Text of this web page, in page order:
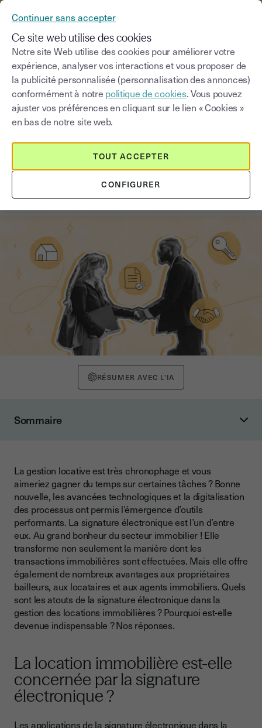
Blog
Choisir une catégorie Saisissez un terme
La signature électronique : un
atout pour la location immobilière
RÉSUMER AVEC L'IA
Sommaire
Quels sont les documents locatifs concernés par la
signature électronique ?
Comment signer un contrat de location par voie électronique
?
Quels sont les atouts de la signature électronique dans les
locations immobilières ?
Gain de temps pour l’agence immobilière, le locataire et le
propriétaire
Réduction des coûts
Sécurité accrue des transactions
Signature électronique et location immobilière, ce qu’il faut
retenir
La gestion locative est très chronophage et vous
aimeriez gagner du temps sur certaines tâches ? Bonne
nouvelle, les avancées technologiques et la digitalisation
des processus ont permis l’émergence d’outils
performants. La signature électronique est l’un d’entre
eux. Au grand bonheur du secteur immobilier ! Elle
transforme non seulement la manière dont les
transactions immobilières sont effectuées. Mais elle offre
également de nombreux avantages aux propriétaires
bailleurs, aux locataires et aux agents immobiliers. Quels
sont les atouts de la signature électronique dans la
gestion des locations immobilières ? Pourquoi est-elle
devenue indispensable ? Nos réponses.
La location immobilière est-elle
concernée par la signature
électronique ?
Les applications de la signature électronique dans la
Continuer sans accepter
Ce site web utilise des cookies
Notre site Web utilise des cookies pour améliorer votre
expérience, analyser vos interactions et vous proposer de
la publicité personnalisée (personnalisation des annonces)
conformément à notre politique de cookies. Vous pouvez
ajuster vos préférences en cliquant sur le lien « Cookies »
en bas de notre site web.
CONFIGURER
TOUT ACCEPTER